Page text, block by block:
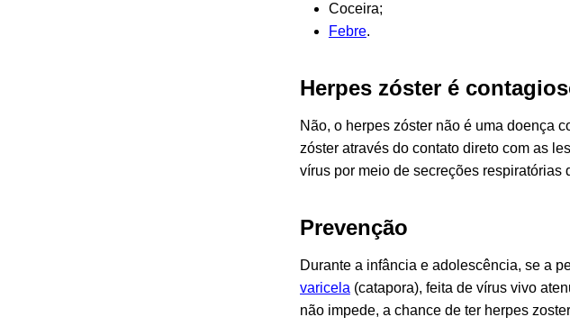
Coceira;
Febre.
Herpes zóster é
Não, o herpes zóster não é uma doença
zóster através do contato direto com as
vírus por meio de secreções respiratórias
Prevenção
Durante a infância e adolescência, se a
varicela (catapora), feita de vírus vivo
não impede, a chance de ter herpes